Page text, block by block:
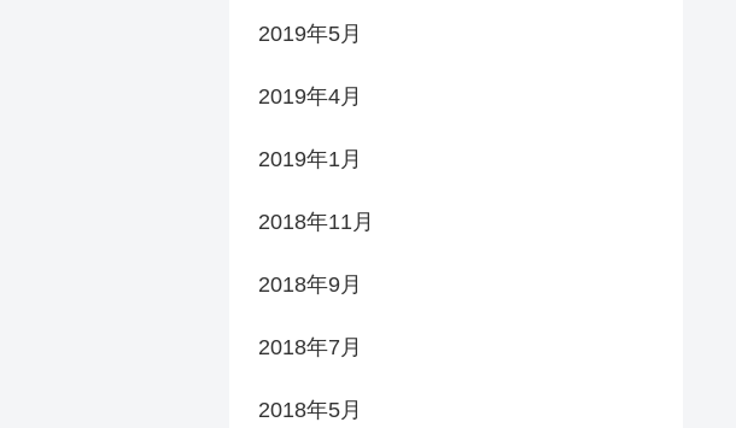
2019年5月
2019年4月
2019年1月
2018年11月
2018年9月
2018年7月
2018年5月